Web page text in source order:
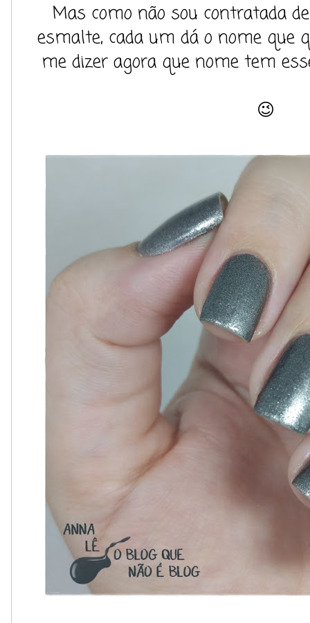
Mas como não sou contratada
esmalte, cada um dá o nome que
me dizer agora que nome tem
😉